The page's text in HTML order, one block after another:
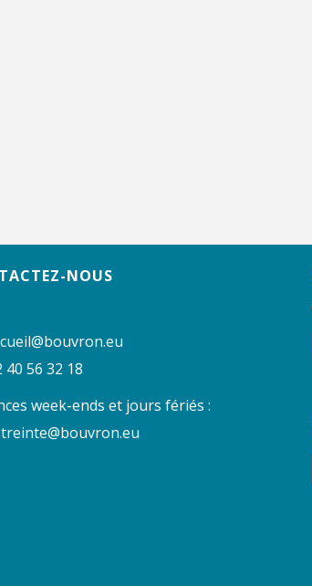
NOUS
40 56 32 18
week-ends et jours fériés :